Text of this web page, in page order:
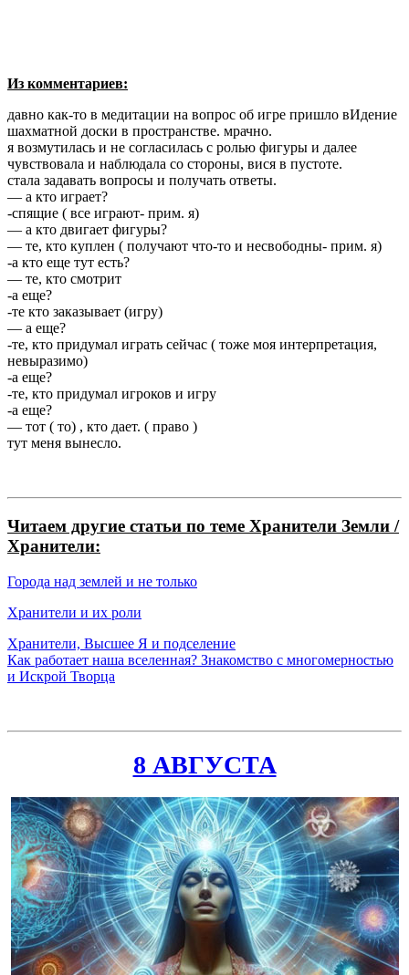
Из комментариев:
давно как-то в медитации на вопрос об игре пришло вИдение
шахматной доски в пространстве. мрачно.
я возмутилась и не согласилась с ролью фигуры и далее
чувствовала и наблюдала со стороны, вися в пустоте.
стала задавать вопросы и получать ответы.
— а кто играет?
-спящие ( все играют- прим. я)
— а кто двигает фигуры?
— те, кто куплен ( получают что-то и несвободны- прим. я)
-а кто еще тут есть?
— те, кто смотрит
-а еще?
-те кто заказывает (игру)
— а еще?
-те, кто придумал играть сейчас ( тоже моя интерпретация,
невыразимо)
-а еще?
-те, кто придумал игроков и игру
-а еще?
— тот ( то) , кто дает. ( право )
тут меня вынесло.
Читаем другие статьи по теме Хранители Земли /
Хранители:
Города над землей и не только
Хранители и их роли
Хранители, Высшее Я и подселение
Как работает наша вселенная? Знакомство с многомерностью
и Искрой Творца
8 АВГУСТА